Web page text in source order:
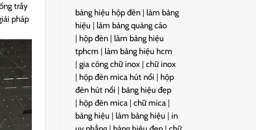
trầy
pháp
bảng hiệu hộp đèn| làm bảng
hiệu | làm bảng quảng cáo
| hộp đèn| làm bảng hiệu
tphcm | làm bảng hiệu hcm
| gia công chữ inox| chữ inox
| hộp đèn mica hút nổi | hộp
đèn hút nổi | bảng hiệu đẹp
| hộp đèn mica| chữ mica|
bảng hiệu | làm bảng hiệu | in